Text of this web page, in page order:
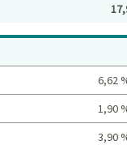
6,62
1,90
3,90